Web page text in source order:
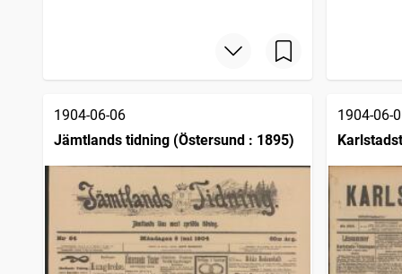
1904-06-06
Jämtlands tidning (Östersund : 1895)
1904-06-